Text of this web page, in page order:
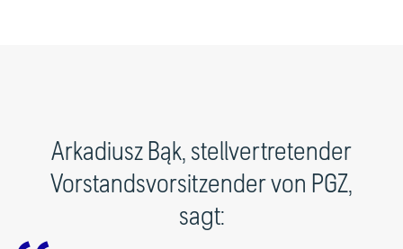
Arkadiusz Bąk, stellvertretender
Vorstandsvorsitzender von PGZ,
sagt: